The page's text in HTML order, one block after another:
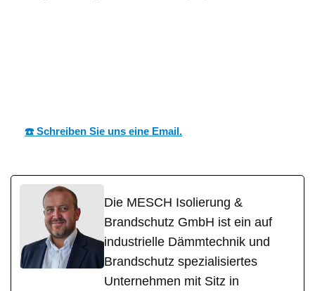
☎️ Schreiben Sie uns eine Email.
Die MESCH Isolierung &
Brandschutz GmbH ist ein auf
industrielle Dämmtechnik und
Brandschutz spezialisiertes
Unternehmen mit Sitz in